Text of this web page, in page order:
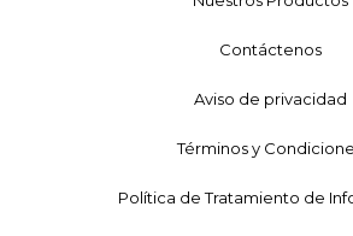
Contáctenos
Aviso de privacidad
Términos y
Política de Tratamiento de